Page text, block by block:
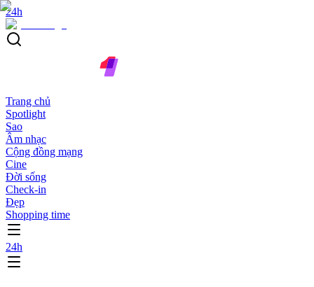
24h
Trang chủ
Spotlight
Sao
Âm nhạc
Cộng đồng mạng
Cine
Đời sống
Check-in
Đẹp
Shopping time
24h